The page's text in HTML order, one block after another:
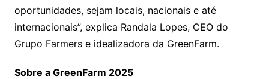
oportunidades, sejam locais, nacionais e até
internacionais”, explica Randala Lopes, CEO do
Grupo Farmers e idealizadora da GreenFarm.
Sobre a GreenFarm 2025